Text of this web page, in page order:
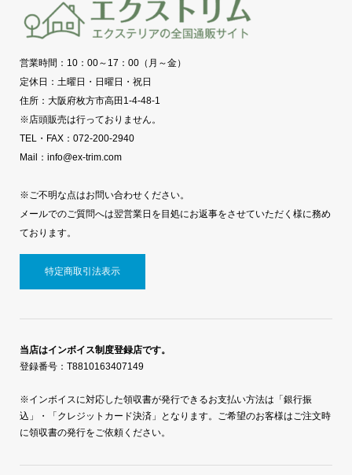
営業時間：10：00～17：00（月～金）
定休日：土曜日・日曜日・祝日
住所：大阪府枚方市高田1-4-48-1
※店頭販売は行っておりません。
TEL・FAX：072-200-2940
Mail：info@ex-trim.com
※ご不明な点はお問い合わせください。
メールでのご質問へは翌営業日を目処にお返事をさせていただく様に務め
ております。
特定商取引法表示
当店はインボイス制度登録店です。
登録番号：T8810163407149
※インボイスに対応した領収書が発行できるお支払い方法は「銀行振
込」・「クレジットカード決済」となります。ご希望のお客様はご注文時
に領収書の発行をご依頼ください。